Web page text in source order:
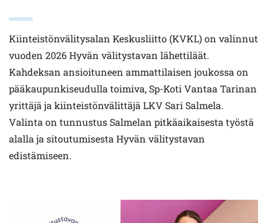
Kiinteistönvälitysalan Keskusliitto (KVKL) on valinnut
vuoden 2026 Hyvän välitystavan lähettiläät.
Kahdeksan ansioituneen ammattilaisen joukossa on
pääkaupunkiseudulla toimiva, Sp-Koti Vantaa Tarinan
yrittäjä ja kiinteistönvälittäjä LKV Sari Salmela.
Valinta on tunnustus Salmelan pitkäaikaisesta työstä
alalla ja sitoutumisesta Hyvän välitystavan
edistämiseen.